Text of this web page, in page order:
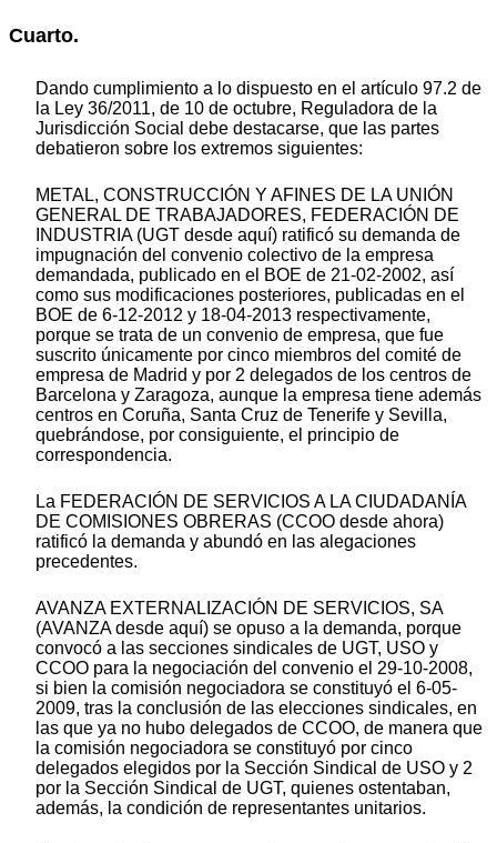
Cuarto.
Dando cumplimiento a lo dispuesto en el artículo 97.2 de
la Ley 36/2011, de 10 de octubre, Reguladora de la
Jurisdicción Social debe destacarse, que las partes
debatieron sobre los extremos siguientes:
METAL, CONSTRUCCIÓN Y AFINES DE LA UNIÓN
GENERAL DE TRABAJADORES, FEDERACIÓN DE
INDUSTRIA (UGT desde aquí) ratificó su demanda de
impugnación del convenio colectivo de la empresa
demandada, publicado en el BOE de 21-02-2002, así
como sus modificaciones posteriores, publicadas en el
BOE de 6-12-2012 y 18-04-2013 respectivamente,
porque se trata de un convenio de empresa, que fue
suscrito únicamente por cinco miembros del comité de
empresa de Madrid y por 2 delegados de los centros de
Barcelona y Zaragoza, aunque la empresa tiene además
centros en Coruña, Santa Cruz de Tenerife y Sevilla,
quebrándose, por consiguiente, el principio de
correspondencia.
La FEDERACIÓN DE SERVICIOS A LA CIUDADANÍA
DE COMISIONES OBRERAS (CCOO desde ahora)
ratificó la demanda y abundó en las alegaciones
precedentes.
AVANZA EXTERNALIZACIÓN DE SERVICIOS, SA
(AVANZA desde aquí) se opuso a la demanda, porque
convocó a las secciones sindicales de UGT, USO y
CCOO para la negociación del convenio el 29-10-2008,
si bien la comisión negociadora se constituyó el 6-05-
2009, tras la conclusión de las elecciones sindicales, en
las que ya no hubo delegados de CCOO, de manera que
la comisión negociadora se constituyó por cinco
delegados elegidos por la Sección Sindical de USO y 2
por la Sección Sindical de UGT, quienes ostentaban,
además, la condición de representantes unitarios.